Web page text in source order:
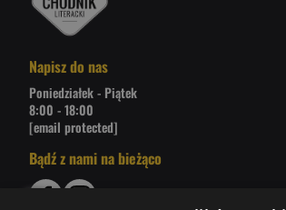
Napisz do nas
Poniedziałek - Piątek
8:00 - 18:00
[email protected]
Bądź z nami na bieżąco